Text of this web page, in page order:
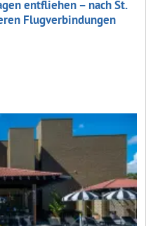
entfliehen – nach St.
Flugverbindungen